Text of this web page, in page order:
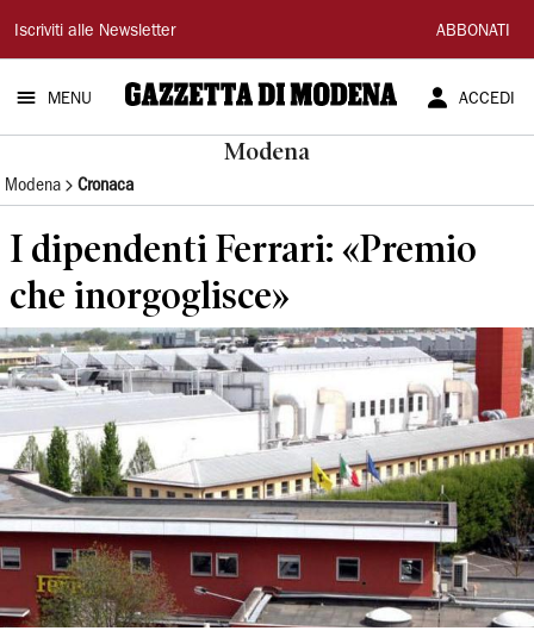
Gazzetta
di
Modena
Iscriviti alle Newsletter ABBONATI
MENU ACCEDI
Modena
Modena Cronaca
I dipendenti Ferrari: «Premio
che inorgoglisce»